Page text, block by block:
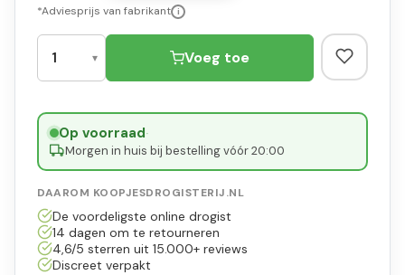
*Adviesprijs van fabrikant i
Voeg toe
Op voorraad·
Morgen in huis bij bestelling vóór 20:00
DAAROM KOOPJESDROGISTERIJ.NL
De voordeligste online drogist
14 dagen om te retourneren
4,6/5 sterren uit 15.000+ reviews
Discreet verpakt